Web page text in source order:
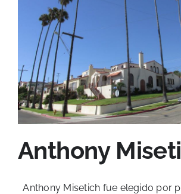
Anthony
Anthony Misetich fue elegido por